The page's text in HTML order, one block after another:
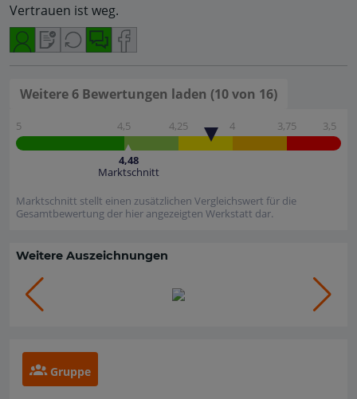
Vertrauen ist weg.
Weitere 6 Bewertungen laden (10 von 16)
5 4,5 4,25 4 3,75 3,5
4,48
Marktschnitt
Marktschnitt stellt einen zusätzlichen Vergleichswert für die
Gesamtbewertung der hier angezeigten Werkstatt dar.
Weitere Auszeichnungen
Gruppe